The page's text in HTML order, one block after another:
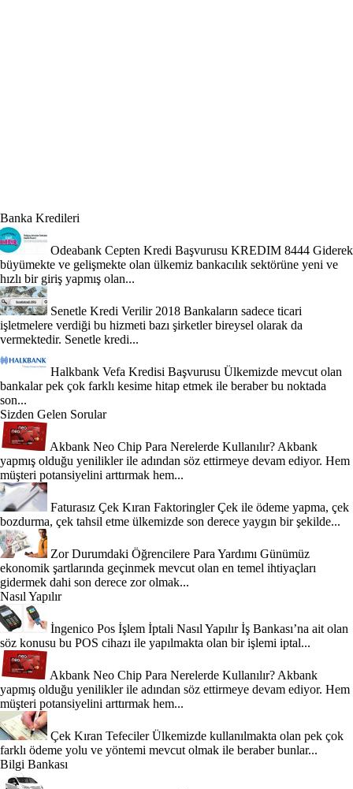
Banka Kredileri
Odeabank Cepten Kredi Başvurusu KREDIM 8444 Giderek
büyümekte ve gelişmekte olan ülkemiz bankacılık sektörüne yeni ve
hızlı bir giriş yapmış olan...
Senetle Kredi Verilir 2018 Bankaların sadece ticari
işletmelere verdiği bu hizmeti bazı şirketler bireysel olarak da
vermektedir. Senetle kredi...
Halkbank Vefa Kredisi Başvurusu Ülkemizde mevcut olan
bankalar pek çok farklı kesime hitap etmek ile beraber bu noktada
son...
Sizden Gelen Sorular
Akbank Neo Chip Para Nerelerde Kullanılır? Akbank
yapmış olduğu yenilikler ile adından söz ettirmeye devam ediyor. Hem
müşteri potansiyelini arttırmak hem...
Faturasız Çek Kıran Faktoringler Çek ile ödeme yapma, çek
bozdurma, çek tahsil etme ülkemizde son derece yaygın bir şekilde...
Zor Durumdaki Öğrencilere Para Yardımı Günümüz
ekonomik şartlarında geçinmek mevcut olan en temel ihtiyaçları
gidermek dahi son derece zor olmak...
Nasıl Yapılır
İngenico Pos İşlem İptali Nasıl Yapılır İş Bankası’na ait olan
söz konusu bu POS cihazı ile yapılmakta olan bir işlemi iptal...
Akbank Neo Chip Para Nerelerde Kullanılır? Akbank
yapmış olduğu yenilikler ile adından söz ettirmeye devam ediyor. Hem
müşteri potansiyelini arttırmak hem...
Çek Kıran Tefeciler Ülkemizde kullanılmakta olan pek çok
farklı ödeme yolu ve yöntemi mevcut olmak ile beraber bunlar...
Bilgi Bankası